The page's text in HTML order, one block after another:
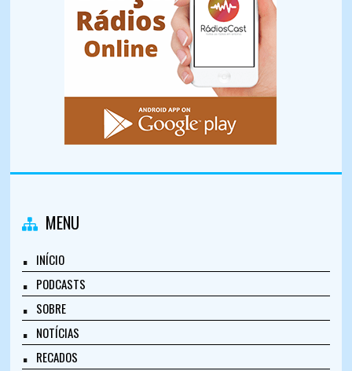
MENU
INÍCIO
PODCASTS
SOBRE
NOTÍCIAS
RECADOS